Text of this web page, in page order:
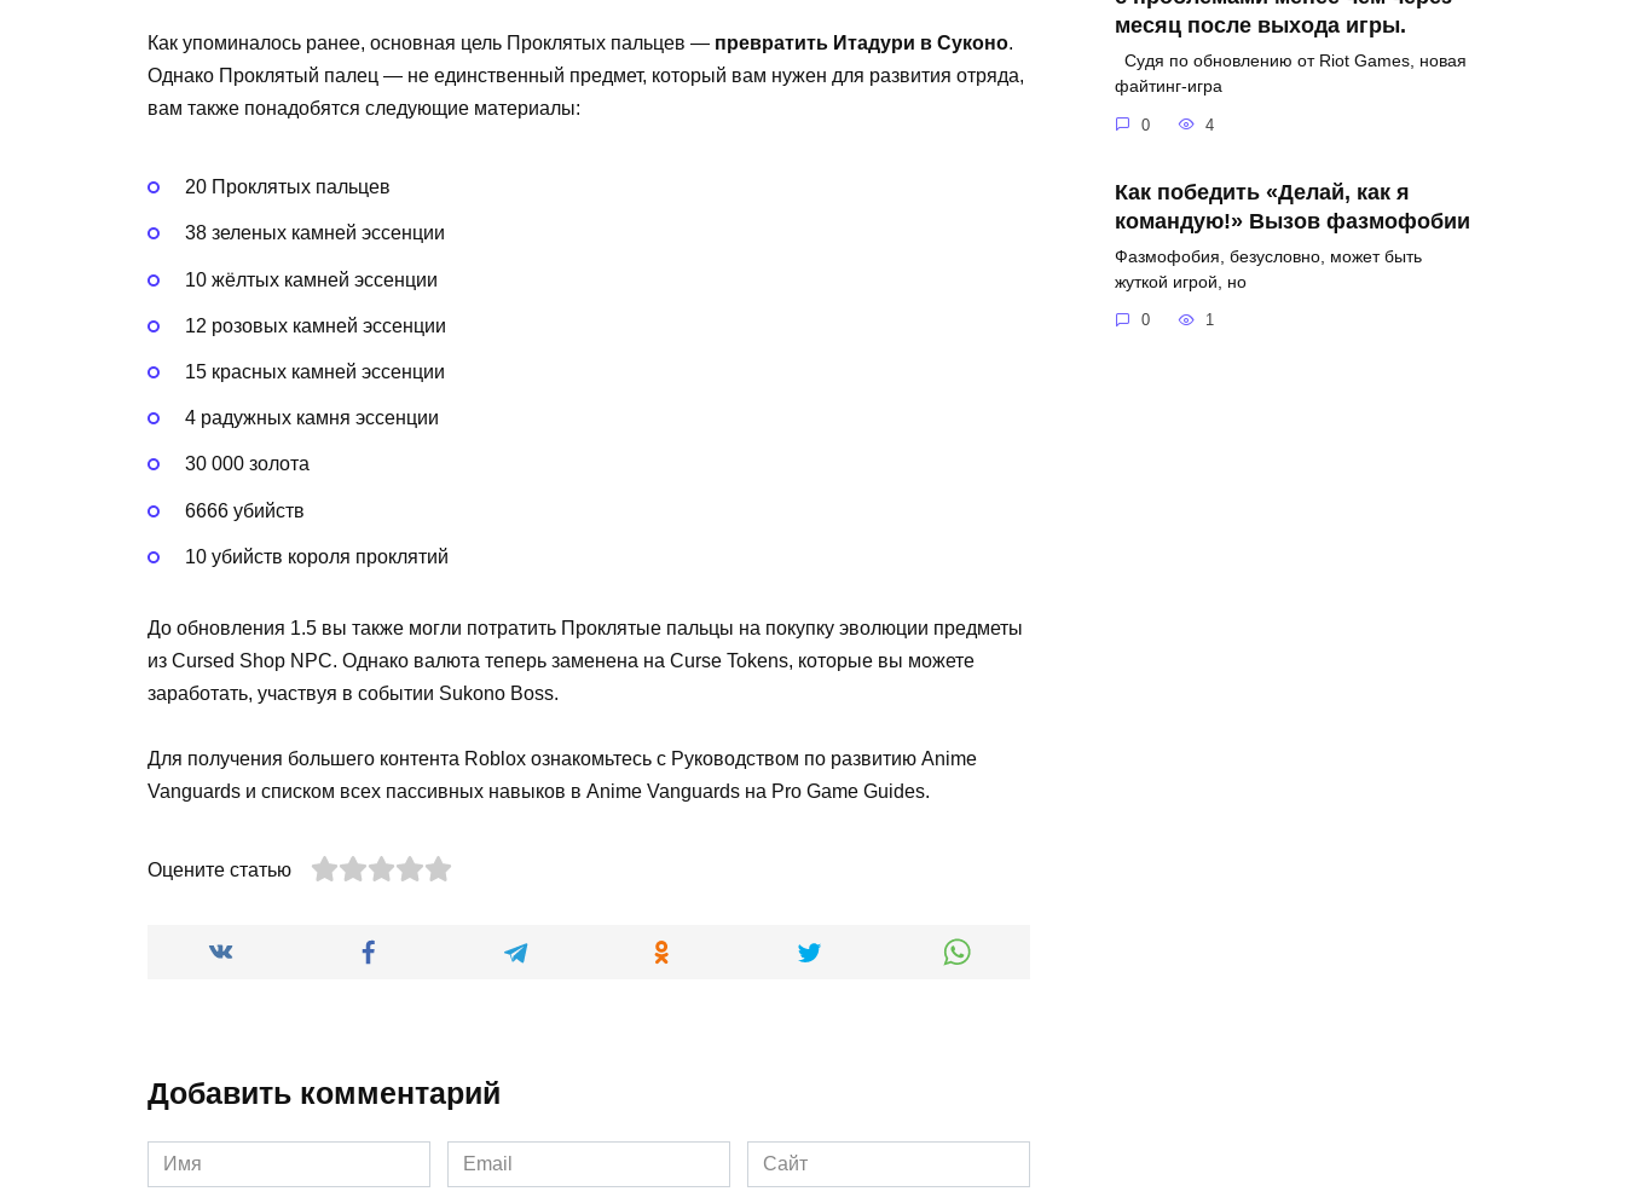
Как упоминалось ранее, основная цель Проклятых пальцев — превратить Итадури в Суконо.
Однако Проклятый палец — не единственный предмет, который вам нужен для развития отряда,
вам также понадобятся следующие материалы:
20 Проклятых пальцев
38 зеленых камней эссенции
10 жёлтых камней эссенции
12 розовых камней эссенции
15 красных камней эссенции
4 радужных камня эссенции
30 000 золота
6666 убийств
10 убийств короля проклятий
До обновления 1.5 вы также могли потратить Проклятые пальцы на покупку эволюции предметы
из Cursed Shop NPC. Однако валюта теперь заменена на Curse Tokens, которые вы можете
заработать, участвуя в событии Sukono Boss.
Для получения большего контента Roblox ознакомьтесь с Руководством по развитию Anime
Vanguards и списком всех пассивных навыков в Anime Vanguards на Pro Game Guides.
Оцените статью
Добавить комментарий
Имя
*
Email
*
Сайт
месяц после выхода игры.
Судя по обновлению от Riot Games, новая
файтинг-игра
0 4
Как победить «Делай, как я
командую!» Вызов фазмофобии
Фазмофобия, безусловно, может быть
жуткой игрой, но
0 1